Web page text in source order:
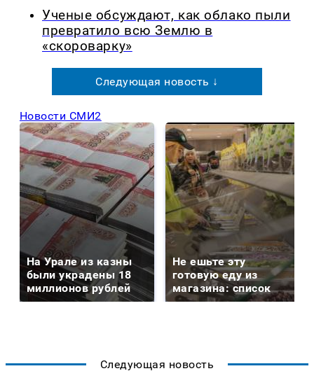
Ученые обсуждают, как облако пыли
превратило всю Землю в
«скороварку»
Следующая новость ↓
Новости СМИ2
На Урале из казны
были украдены 18
миллионов рублей
Не ешьте эту
готовую еду из
магазина: список
Следующая новость